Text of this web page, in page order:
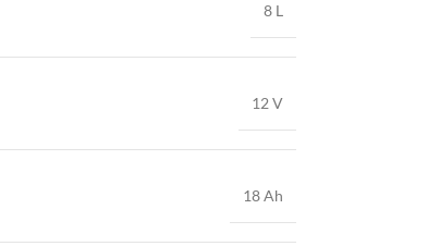
8 L
12 V
18 Ah